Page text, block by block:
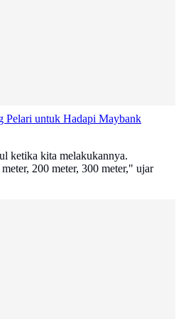
Pelari untuk Hadapi Maybank
ketika kita melakukannya.
200 meter, 300 meter," ujar